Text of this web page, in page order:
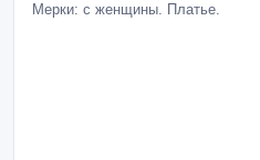
Мерки: с женщины. Платье.